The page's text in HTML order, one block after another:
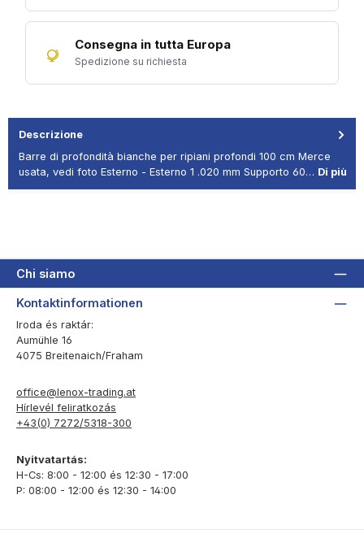
Consegna in tutta Europa
Spedizione su richiesta
Descrizione
Barre di profondità bianche per ripiani profondi 100 cm Merce
usata, vedi foto Esterno - Esterno 1 .020 mm Supporto 60… Di più
Chi siamo
Kontaktinformationen
Iroda és raktár:
Aumühle 16
4075 Breitenaich/Fraham
office@lenox-trading.at
Hírlevél feliratkozás
+43(0) 7272/5318-300
Nyitvatartás:
H-Cs: 8:00 - 12:00 és 12:30 - 17:00
P: 08:00 - 12:00 és 12:30 - 14:00